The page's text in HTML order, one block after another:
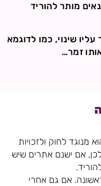
מותר להוריד
שינוי, כמו לדוגמא
זמר…
מנוגד לחוק ולזכויות
אם ישנם אתרים שיש
אם גם אחרי